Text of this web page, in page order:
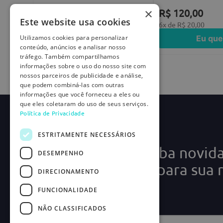
6x deR$ 20, 00
Eu quero
R$ 120,00
6x de R$ 20,00
Eu
Cadastre-se e receba
ofertas exclusivas para sua
médica!
×
Este website usa cookies
Utilizamos cookies para personalizar
conteúdo, anúncios e analisar nosso
tráfego. Também compartilhamos
informações sobre o uso do nosso site com
nossos parceiros de publicidade e análise,
que podem combiná-las com outras
informações que você forneceu a eles ou
que eles coletaram do uso de seus serviços.
Política de Privacidade
ESTRITAMENTE NECESSÁRIOS
DESEMPENHO
DIRECIONAMENTO
FUNCIONALIDADE
NÃO CLASSIFICADOS